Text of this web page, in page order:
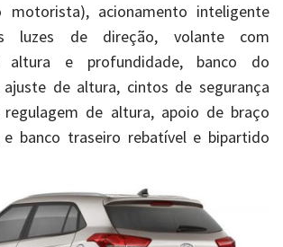
motorista), acionamento inteligente
luzes de direção, volante com
altura e profundidade, banco do
de altura, cintos de segurança
de altura, apoio de braço
banco traseiro rebatível e bipartido